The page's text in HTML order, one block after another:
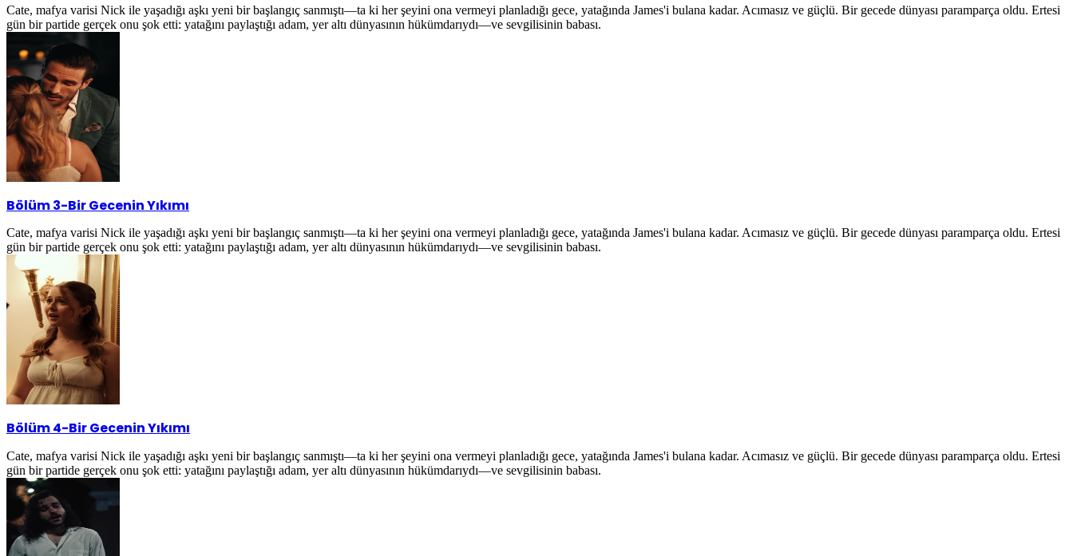
Cate, mafya varisi Nick ile yaşadığı aşkı yeni bir başlangıç sanmıştı—ta ki her şeyini ona vermeyi planladığı gece, yatağında James'i bulana kadar. Acımasız ve güçlü. Bir gecede dünyası paramparça oldu. Ertesi
gün bir partide gerçek onu şok etti: yatağını paylaştığı adam, yer altı dünyasının hükümdarıydı—ve sevgilisinin babası.
Bölüm 3-Bir Gecenin Yıkımı
Cate, mafya varisi Nick ile yaşadığı aşkı yeni bir başlangıç sanmıştı—ta ki her şeyini ona vermeyi planladığı gece, yatağında James'i bulana kadar. Acımasız ve güçlü. Bir gecede dünyası paramparça oldu. Ertesi
gün bir partide gerçek onu şok etti: yatağını paylaştığı adam, yer altı dünyasının hükümdarıydı—ve sevgilisinin babası.
Bölüm 4-Bir Gecenin Yıkımı
Cate, mafya varisi Nick ile yaşadığı aşkı yeni bir başlangıç sanmıştı—ta ki her şeyini ona vermeyi planladığı gece, yatağında James'i bulana kadar. Acımasız ve güçlü. Bir gecede dünyası paramparça oldu. Ertesi
gün bir partide gerçek onu şok etti: yatağını paylaştığı adam, yer altı dünyasının hükümdarıydı—ve sevgilisinin babası.